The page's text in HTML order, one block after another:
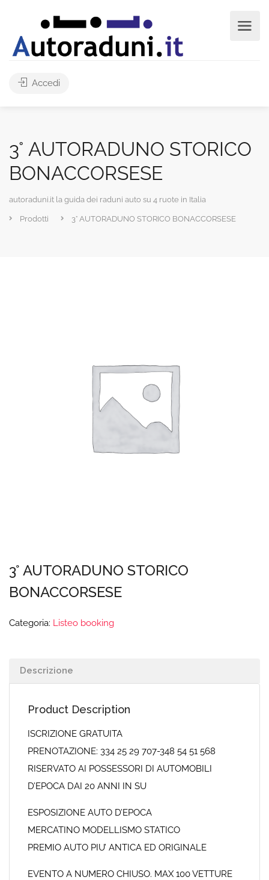
Accedi
3° AUTORADUNO STORICO
BONACCORSESE
autoraduni.it la guida dei raduni auto su 4 ruote in Italia
Prodotti 3° AUTORADUNO STORICO BONACCORSESE
3° AUTORADUNO STORICO
BONACCORSESE
Categoria: Listeo booking
Descrizione
Product Description
ISCRIZIONE GRATUITA
PRENOTAZIONE: 334 25 29 707-348 54 51 568
RISERVATO AI POSSESSORI DI AUTOMOBILI
D’EPOCA DAI 20 ANNI IN SU
ESPOSIZIONE AUTO D’EPOCA
MERCATINO MODELLISMO STATICO
PREMIO AUTO PIU’ ANTICA ED ORIGINALE
EVENTO A NUMERO CHIUSO. MAX 100 VETTURE